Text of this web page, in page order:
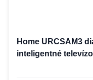
Home URCSAM3
inteligentné